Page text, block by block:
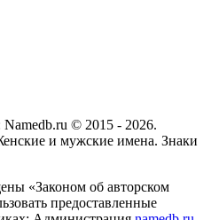
© 2015 - 2026.
и мужские имена. Знаки
«Законом об авторском
предоставленные